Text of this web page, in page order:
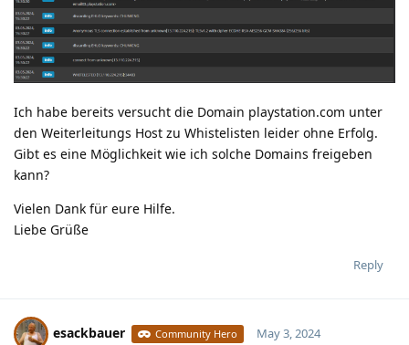
Ich habe bereits versucht die Domain playstation.com unter
den Weiterleitungs Host zu Whistelisten leider ohne Erfolg.
Gibt es eine Möglichkeit wie ich solche Domains freigeben
kann?
Vielen Dank für eure Hilfe.
Liebe Grüße
Reply
esackbauer Community Hero
May 3, 2024